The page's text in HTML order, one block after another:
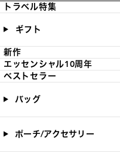
トラベル特集
ギフト
新作
エッセンシャル10周年
ベストセラー
バッグ
ポーチ/アクセサリー